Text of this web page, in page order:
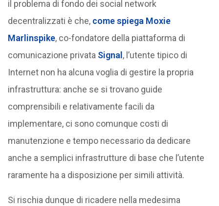
il problema di fondo dei social network
decentralizzati è che, come spiega Moxie
Marlinspike, co-fondatore della piattaforma di
comunicazione privata Signal , l’utente tipico di
Internet non ha alcuna voglia di gestire la propria
infrastruttura: anche se si trovano guide
comprensibili e relativamente facili da
implementare, ci sono comunque costi di
manutenzione e tempo necessario da dedicare
anche a semplici infrastrutture di base che l’utente
raramente ha a disposizione per simili attività.
Si rischia dunque di ricadere nella medesima